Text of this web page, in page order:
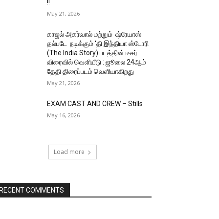
!!
May 21, 2026
காஜல் அகர்வால் மற்றும் ஷ்ரேயாஸ்
தல்படே நடிக்கும் ‘தி இந்தியா ஸ்டோரி
(The India Story) படத்தின் டீசர்
விரைவில் வெளியீடு : ஜூலை 24ஆம்
தேதி திரைப்படம் வெளியாகிறது
May 21, 2026
EXAM CAST AND CREW – Stills
May 16, 2026
Load more
COMMENTS